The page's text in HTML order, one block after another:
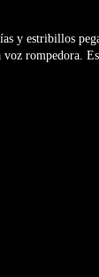
y estribillos
rompedora.